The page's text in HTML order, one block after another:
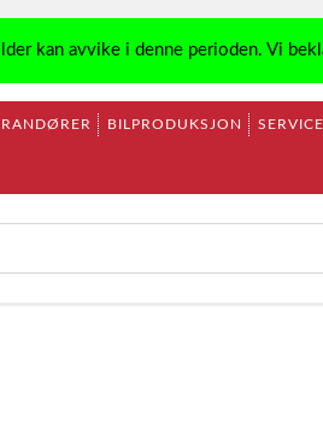
kan avvike i denne perioden. Vi
BILPRODUKSJON
SERVICE